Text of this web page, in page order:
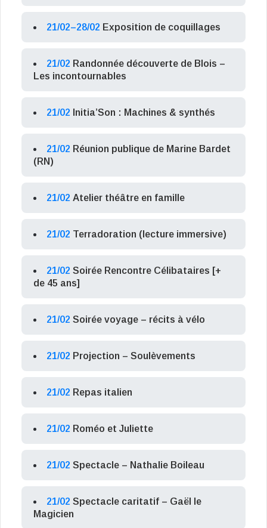
21/02–28/02 Exposition de coquillages
21/02 Randonnée découverte de Blois –
Les incontournables
21/02 Initia’Son : Machines & synthés
21/02 Réunion publique de Marine Bardet
(RN)
21/02 Atelier théâtre en famille
21/02 Terradoration (lecture immersive)
21/02 Soirée Rencontre Célibataires [+
de 45 ans]
21/02 Soirée voyage – récits à vélo
21/02 Projection – Soulèvements
21/02 Repas italien
21/02 Roméo et Juliette
21/02 Spectacle – Nathalie Boileau
21/02 Spectacle caritatif – Gaël le
Magicien